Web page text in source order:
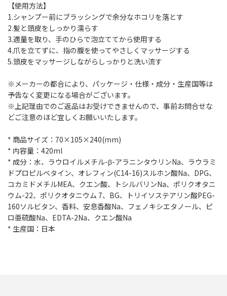
【使用方法】
1.シャンプー前にブラッシングで余分なホコリを落とす
2.髪と頭皮をしっかり濡らす
3.適量を取り、手のひらで泡立ててから使用する
4.爪を立てずに、指の腹を使ってやさしくマッサージする
5.頭皮をマッサージしながらしっかりと洗い流す
※メーカーの都合により、パッケージ・仕様・成分・生産国等は
予告なく変更になる場合がございます。
※上記理由でのご返品はお受けできませんので、事前お問合せな
どご注意のほど宜しくお願いいたします。
* 商品サイズ：70×105×240(mm)
* 内容量：420ml
* 成分：水、ラウロイルメチル-β-アラニンタウリンNa、ラウラミ
ドプロピルベタイン、オレフィン(C14-16)スルホン酸Na、DPG、
コカミドメチルMEA、クエン酸、トシルバリンNa、ポリクオタニ
ウム-22、ポリクオタニウム 7、BG、トリイソステアリン酸PEG-
160ソルビタン、香料、安息香酸Na、フェノキシエタノール、ピ
ロ亜硫酸Na、EDTA-2Na、クエン酸Na
* 生産国：日本